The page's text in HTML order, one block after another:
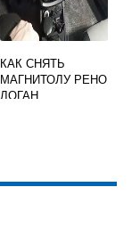
КАК СНЯТЬ
МАГНИТОЛУ РЕНО
ЛОГАН